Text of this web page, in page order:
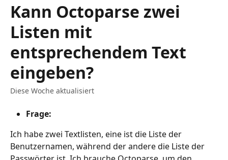
Kann Octoparse zwei
Listen mit
entsprechendem Text
eingeben?
Diese Woche aktualisiert
Frage:
Ich habe zwei Textlisten, eine ist die Liste der
Benutzernamen, während der andere die Liste der